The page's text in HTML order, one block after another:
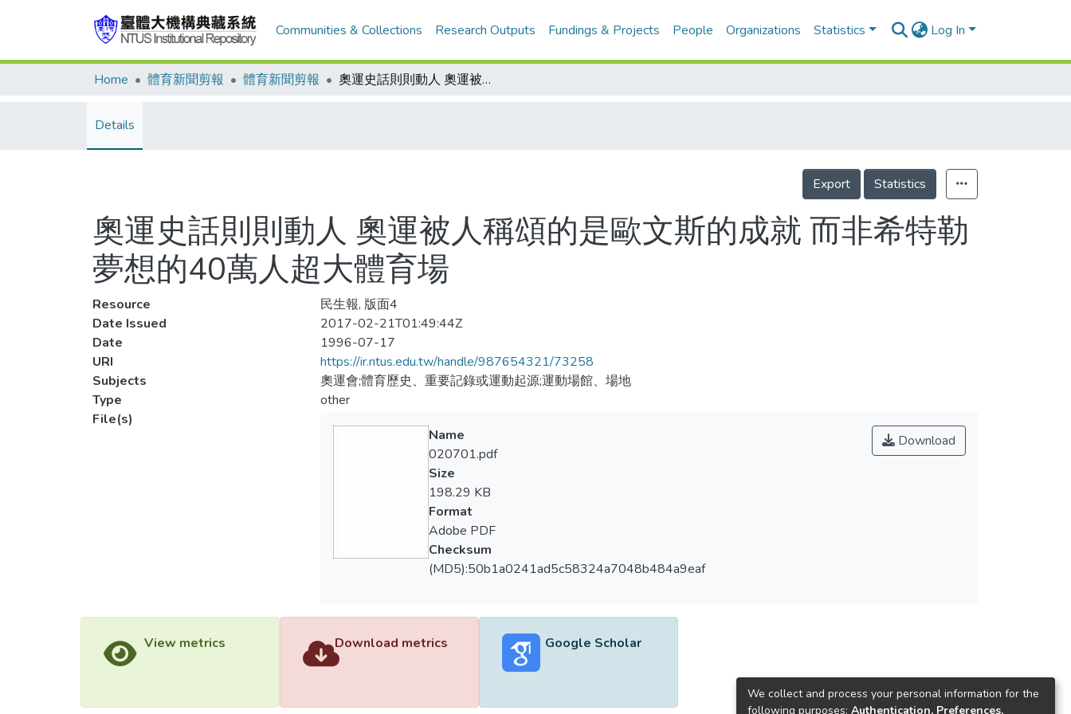
Communities & Collections Research Outputs Fundings & Projects People Organizations Statistics Log In
Home 體育新聞剪報 體育新聞剪報 奧運史話則則動人 奧運被人稱頌的是歐文斯的成就 而非希特勒夢想的40萬人超大體育場
Details
Export Statistics
奧運史話則則動人 奧運被人稱頌的是歐文斯的成就 而非希特勒
夢想的40萬人超大體育場
Resource
民生報, 版面4
Date Issued
2017-02-21T01:49:44Z
Date
1996-07-17
URI
https://ir.ntus.edu.tw/handle/987654321/73258
Subjects
奧運會;體育歷史、重要記錄或運動起源;運動場館、場地
Type
other
File(s)
Download
Name
020701.pdf
Size
198.29 KB
Format
Adobe PDF
Checksum
(MD5):50b1a0241ad5c58324a7048b484a9eaf
View metrics Download metrics Google Scholar
We collect and process your personal information for the
following purposes: Authentication, Preferences,